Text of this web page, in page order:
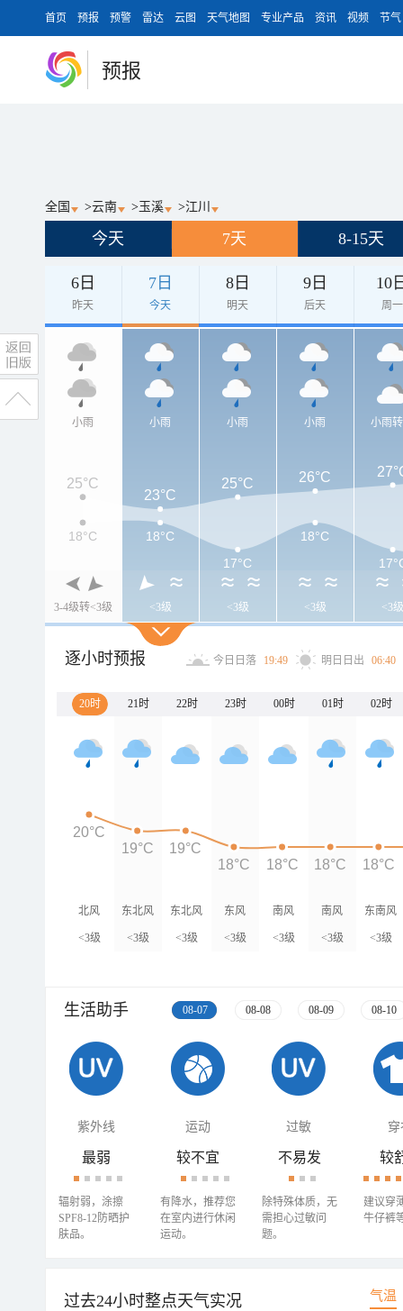
首页 预报 预警 雷达 云图 天气地图 专业产品 资讯 视频 节气
预报
全国 >云南 > 玉溪 >江川
今天 7天 8-15天
6日
昨天
7日
今天
8日
明天
9日
后天
10
周一
小雨
3-4级转<3级
小雨
<3级
小雨
<3级
小雨
<3级
小雨
<3级
25°C
23°C
25°C 26°C
18°C
18°C
17°C
18°C
逐小时预报 今日日落 19:49 明日日出 06:40
20时 21时 22时 23时 00时 01时 02时
北风
<3级
东北风
<3级
东北风
<3级
东风
<3级
南风
<3级
南风
<3级
东南风
<3级
20°C
19°C
19°C
18°C
18°C 18°C 18°C
生活助手 08-07 08-08 08-09 08-10
紫外线 运动 过敏 穿
最弱
辐射弱，涂擦
SPF8-12防晒护
肤品。
较不宜
有降水，推荐您
在室内进行休闲
运动。
不易发
除特殊体质，无
需担心过敏问
题。
较
建议穿
牛仔裤
过去24小时整点天气实况 气温